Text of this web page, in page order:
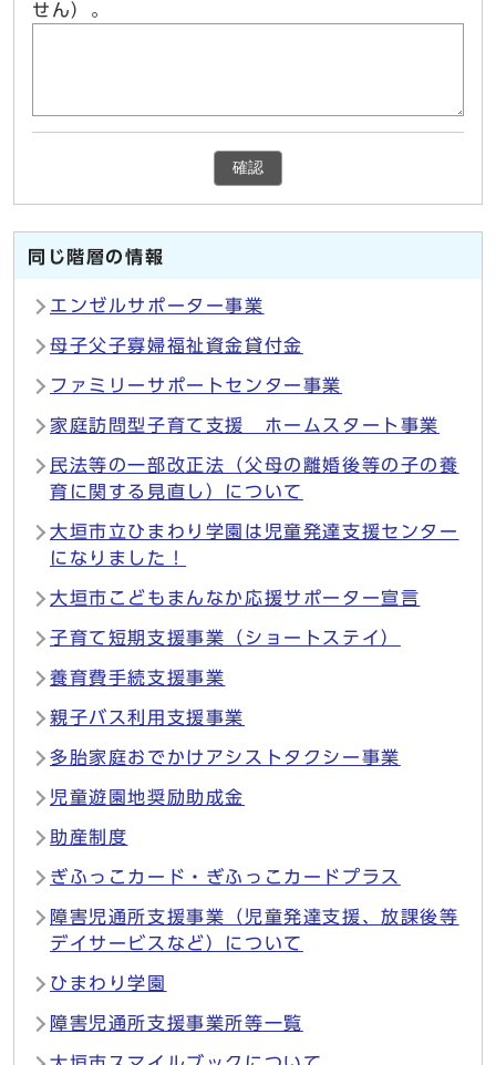
せん）。
確認
同じ階層の情報
エンゼルサポーター事業
母子父子寡婦福祉資金貸付金
ファミリーサポートセンター事業
家庭訪問型子育て支援 ホームスタート事業
民法等の一部改正法（父母の離婚後等の⼦の養
育に関する⾒直し）について
大垣市立ひまわり学園は児童発達支援センター
になりました！
大垣市こどもまんなか応援サポーター宣言
子育て短期支援事業（ショートステイ）
養育費手続支援事業
親子バス利用支援事業
多胎家庭おでかけアシストタクシー事業
児童遊園地奨励助成金
助産制度
ぎふっこカード・ぎふっこカードプラス
障害児通所支援事業（児童発達支援、放課後等
デイサービスなど）について
ひまわり学園
障害児通所支援事業所等一覧